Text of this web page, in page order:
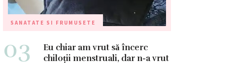
SANATATE SI FRUMUSETE
03
Eu chiar am vrut să încerc
chiloții menstruali, dar n-a vrut